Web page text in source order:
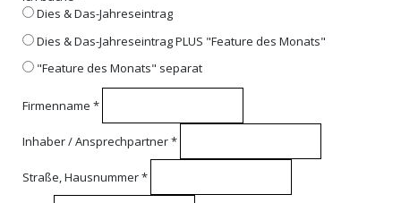
Dies & Das-Jahreseintrag
Dies & Das-Jahreseintrag PLUS "Feature des Monats"
"Feature des Monats" separat
Firmenname *
Inhaber / Ansprechpartner*
Straße, Hausnummer*